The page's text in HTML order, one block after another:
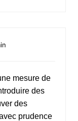
mesure de
des
des
prudence